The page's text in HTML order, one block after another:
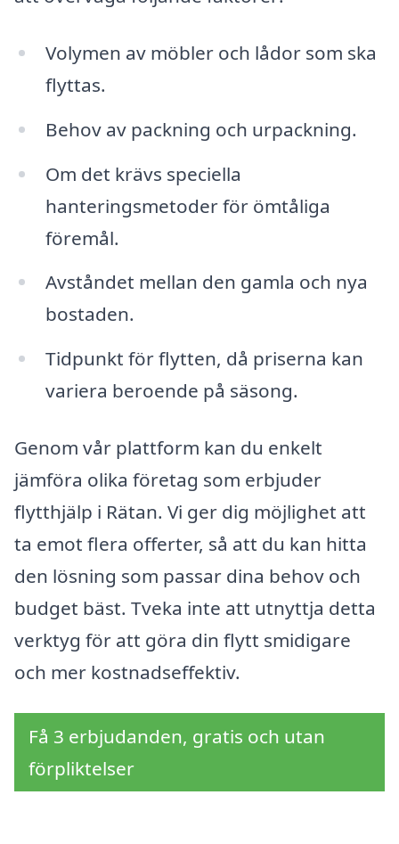
Volymen av möbler och lådor som ska
flyttas.
Behov av packning och urpackning.
Om det krävs speciella
hanteringsmetoder för ömtåliga
föremål.
Avståndet mellan den gamla och nya
bostaden.
Tidpunkt för flytten, då priserna kan
variera beroende på säsong.
Genom vår plattform kan du enkelt
jämföra olika företag som erbjuder
flytthjälp i Rätan. Vi ger dig möjlighet att
ta emot flera offerter, så att du kan hitta
den lösning som passar dina behov och
budget bäst. Tveka inte att utnyttja detta
verktyg för att göra din flytt smidigare
och mer kostnadseffektiv.
Få 3 erbjudanden, gratis och utan
förpliktelser